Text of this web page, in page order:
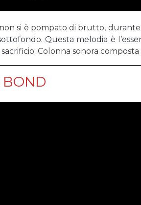
si è pompato di brutto,
Questa melodia è
Colonna sonora
BOND